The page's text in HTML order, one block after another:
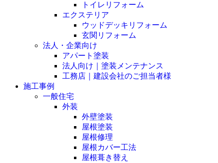
トイレリフォーム
エクステリア
ウッドデッキリフォーム
玄関リフォーム
法人・企業向け
アパート塗装
法人向け｜塗装メンテナンス
工務店｜建設会社のご担当者様
施工事例
一般住宅
外装
外壁塗装
屋根塗装
屋根修理
屋根カバー工法
屋根葺き替え